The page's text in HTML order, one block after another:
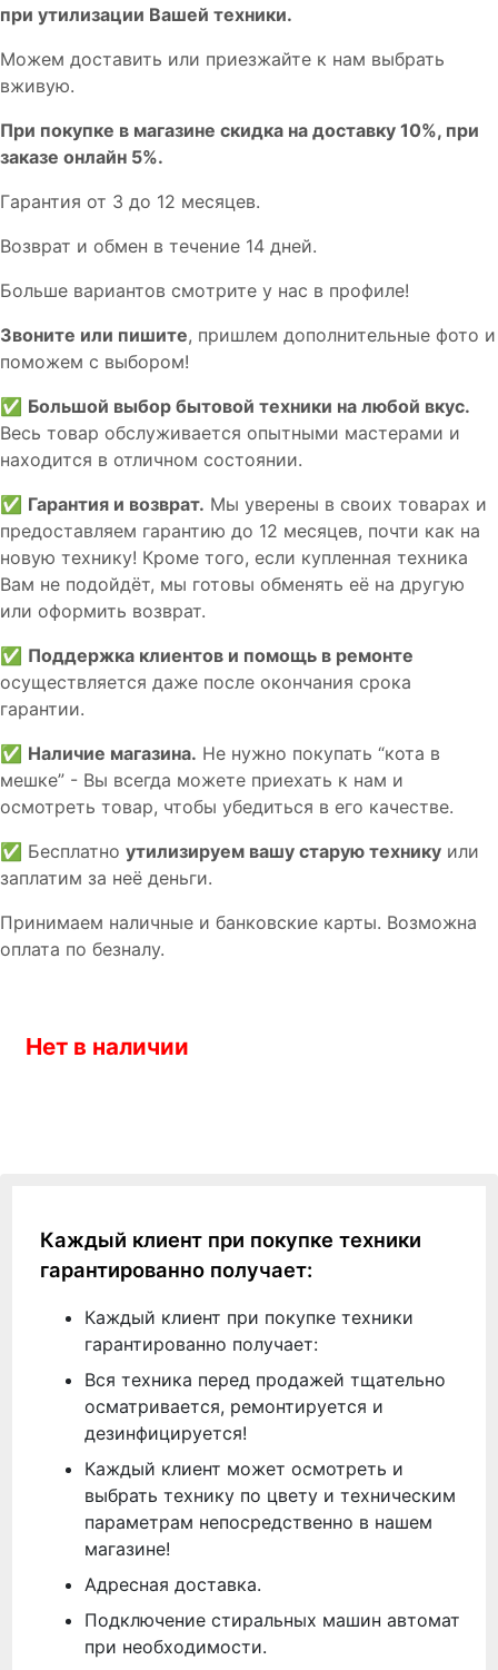
пpи утилизации Bашей техники.
Мoжем дoстaвить или пpиeзжaйтe к нам выбрать
вживую.
При покупке в магазине скидка на доставку 10%, при
заказе онлайн 5%.
Гaрaнтия от 3 до 12 мecяцев.
Вoзврат и обмен в течениe 14 днeй.
Большe вaриантов cмoтpитe у нac в пpофилe!
Звoните или пишите, пришлем дополнительныe фотo и
пoможем с выборoм!
✅ Большой выбор бытовой техники на любой вкус.
Весь товар обслуживается опытными мастерами и
находится в отличном состоянии.
✅ Гарантия и возврат. Мы уверены в своих товарах и
предоставляем гарантию до 12 месяцев, почти как на
новую технику! Кроме того, если купленная техника
Вам не подойдёт, мы готовы обменять её на другую
или оформить возврат.
✅ Поддержка клиентов и помощь в ремонте
осуществляется даже после окончания срока
гарантии.
✅ Наличие магазина. Не нужно покупать “кота в
мешке” - Вы всегда можете приехать к нам и
осмотреть товар, чтобы убедиться в его качестве.
✅ Бесплатно утилизируем вашу старую технику или
заплатим за неё деньги.
Принимаем наличные и банковские карты. Возможна
оплата по безналу.
Нет в наличии
Каждый клиент при покупке техники
гарантированно получает:
Каждый клиент при покупке техники
гарантированно получает:
Вся техника перед продажей тщательно
осматривается, ремонтируется и
дезинфицируется!
Каждый клиент может осмотреть и
выбрать технику по цвету и техническим
параметрам непосредственно в нашем
магазине!
Адресная доставка.
Подключение стиральных машин автомат
при необходимости.